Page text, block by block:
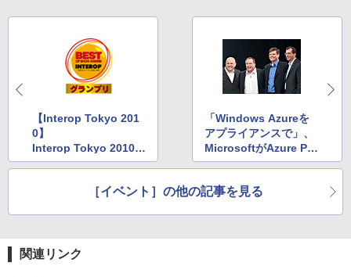
【Interop Tokyo 201
0】
Interop Tokyo 2010ア
ワード、各部門の頂点
「Windows Azureを
アプライアンスで」、
MicrosoftがAzure Pla
tform Applianceを発
［イベント］の他の記事を見る
関連リンク